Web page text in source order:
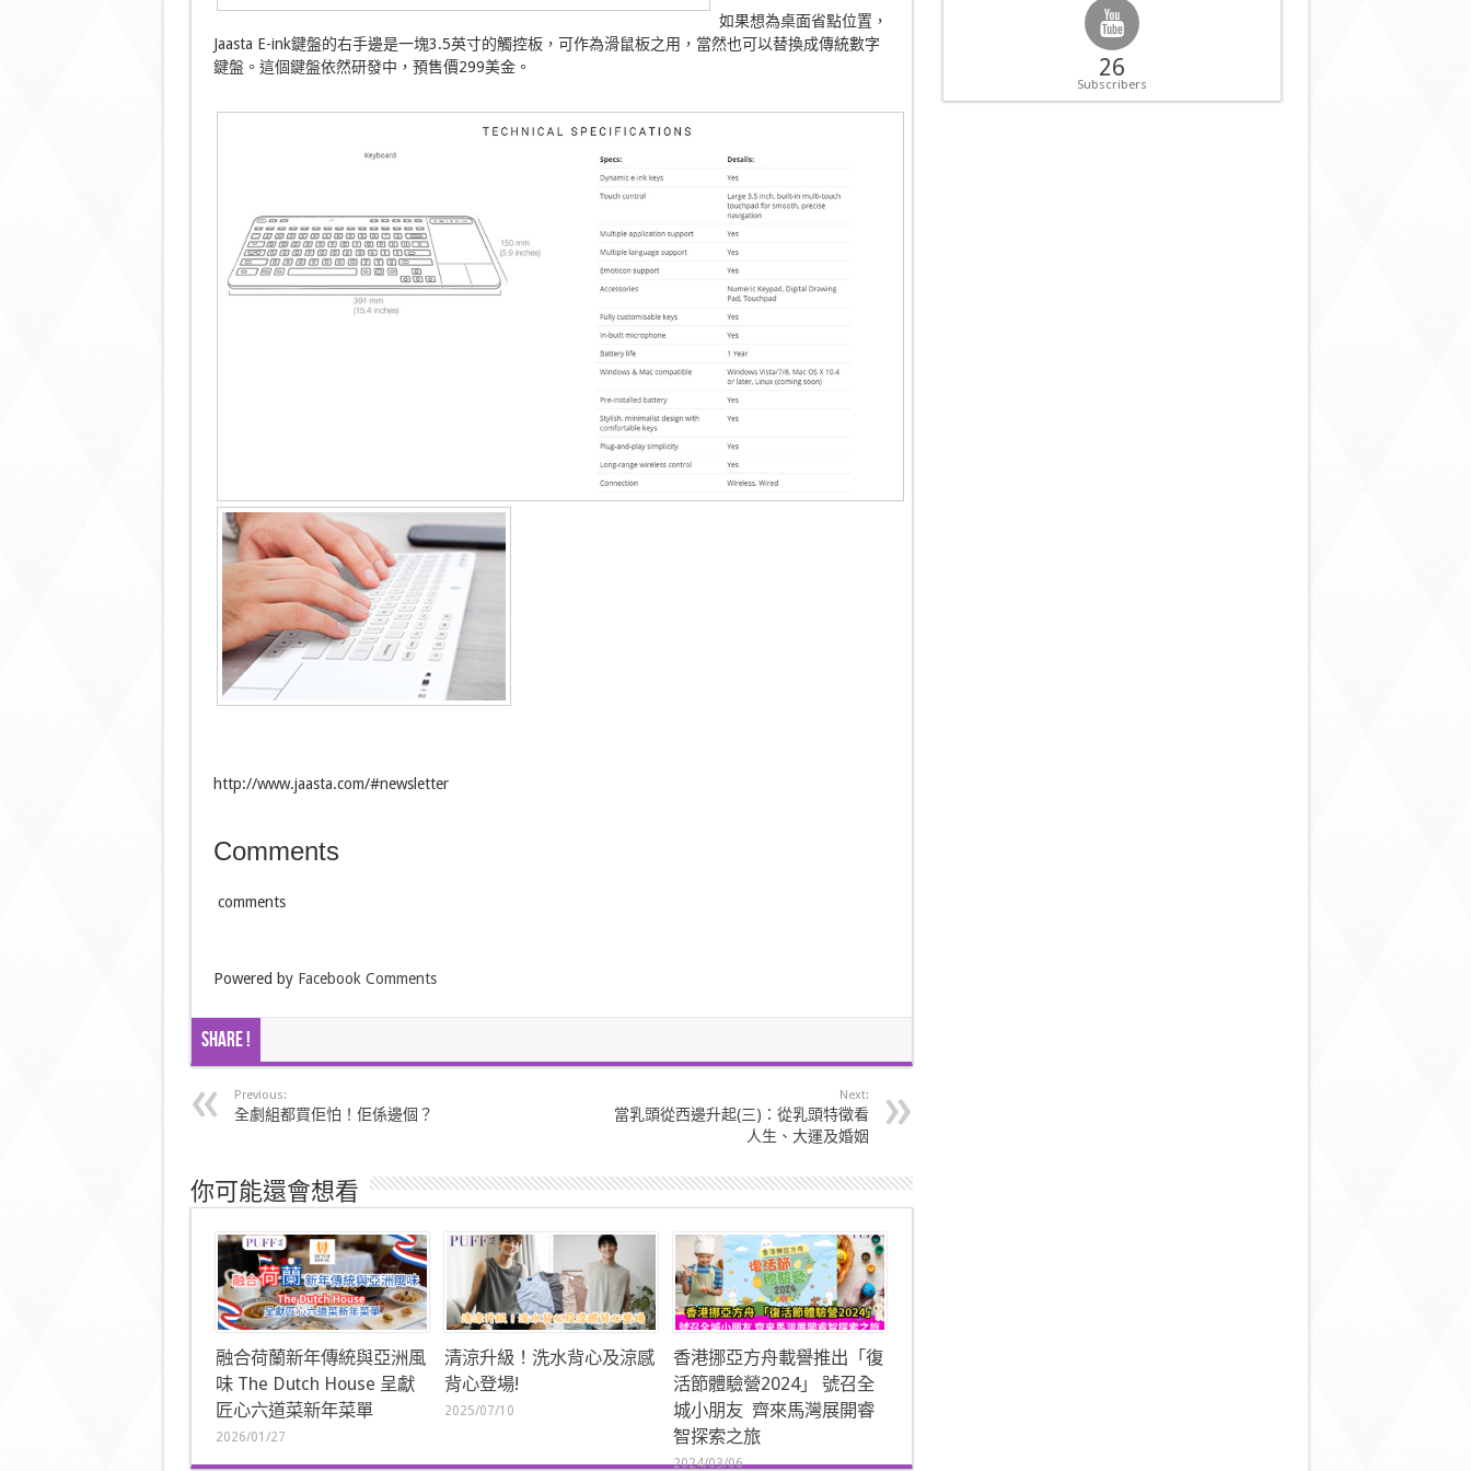
如果想為桌面省點位置，
Jaasta E-ink鍵盤的右手邊是一塊3.5英寸的觸控板，可作為滑鼠板之用，當然也可以替換成傳統數字
鍵盤。這個鍵盤依然研發中，預售價299美金。
http://www.jaasta.com/#newsletter
Comments
comments
Powered by Facebook Comments
Share !
Previous:
全劇組都買佢怕！佢係邊個？
Next:
當乳頭從西邊升起(三)：從乳頭特徵看
人生、大運及婚姻
你可能還會想看
融合荷蘭新年傳統與亞洲風
味 The Dutch House 呈獻
匠心六道菜新年菜單
2026/01/27
清涼升級！洗水背心及涼感
背心登場!
2025/07/10
香港挪亞方舟載譽推出「復
活節體驗營2024」 號召全
城小朋友 齊來馬灣展開睿
智探索之旅
2024/03/06
26
Subscribers